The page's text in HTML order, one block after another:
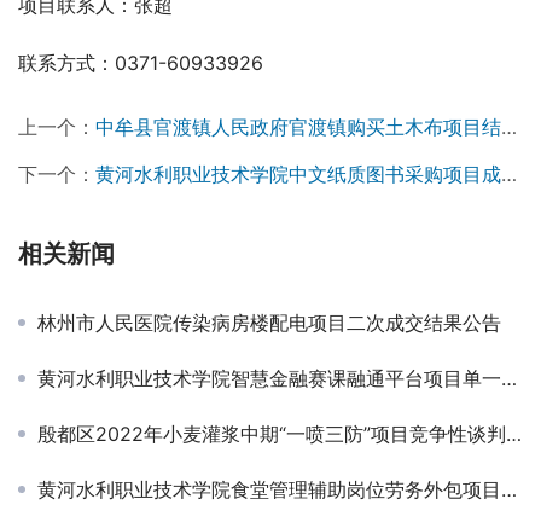
项目联系人：张超
联系方式：0371-60933926
上一个： 中牟县官渡镇人民政府官渡镇购买土木布项目结果公告
下一个： 黄河水利职业技术学院中文纸质图书采购项目成交结果公告￼
相关新闻
林州市人民医院传染病房楼配电项目二次成交结果公告
黄河水利职业技术学院智慧金融赛课融通平台项目单一来源采购公告
殷都区2022年小麦灌浆中期“一喷三防”项目竞争性谈判公告
黄河水利职业技术学院食堂管理辅助岗位劳务外包项目竞争性磋商公告￼